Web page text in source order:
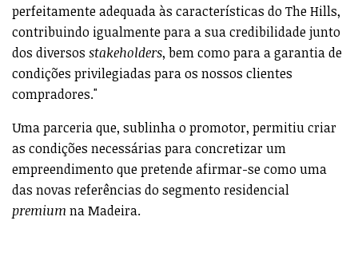
perfeitamente adequada às características do The Hills,
contribuindo igualmente para a sua credibilidade junto
dos diversos stakeholders, bem como para a garantia de
condições privilegiadas para os nossos clientes
compradores."
Uma parceria que, sublinha o promotor, permitiu criar
as condições necessárias para concretizar um
empreendimento que pretende afirmar-se como uma
das novas referências do segmento residencial
premium na Madeira.